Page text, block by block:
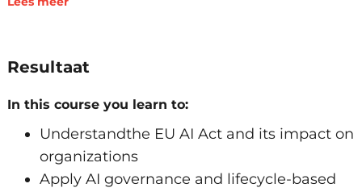
projects
Apply ISO/IEC 42001 and ISO 23894
Understand NIST AI Risk Management
Framework (AI RMF)
Identify and mitigate risks in AI systems
Data privacy and responsible AI
Resultaat
In this course you learn to:
Understandthe EU AI Act and its impact on
organizations
Apply AI governance and lifecycle-based